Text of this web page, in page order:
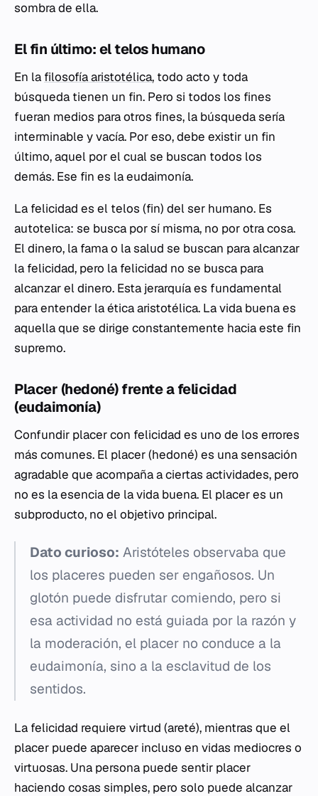
sombra de ella.
El fin último: elteloshumano
En la filosofía aristotélica, todo acto y toda
búsqueda tienen un fin. Pero si todos los fines
fueran medios para otros fines, la búsqueda sería
interminable y vacía. Por eso, debe existir un fin
último, aquel por el cual se buscan todos los
demás. Ese fin es laeudaimonía.
La felicidad es el telos (fin) del ser humano. Es
autotelica: se busca por sí misma, no por otra cosa.
El dinero, la fama o la salud se buscan para alcanzar
la felicidad, pero la felicidad no se busca para
alcanzar el dinero. Esta jerarquía es fundamental
para entender la ética aristotélica. La vida buena es
aquella que se dirige constantemente hacia este fin
supremo.
Placer (hedoné) frente a felicidad
(eudaimonía)
Confundir placer con felicidad es uno de los errores
más comunes. El placer (hedoné) es una sensación
agradable que acompaña a ciertas actividades, pero
no es la esencia de la vida buena. El placer es un
subproducto, no el objetivo principal.
Dato curioso: Aristóteles observaba que
los placeres pueden ser engañosos. Un
glotón puede disfrutar comiendo, pero si
esa actividad no está guiada por la razón y
la moderación, el placer no conduce a la
eudaimonía, sino a la esclavitud de los
sentidos.
La felicidad requiere virtud (areté), mientras que el
placer puede aparecer incluso en vidas mediocres o
virtuosas. Una persona puede sentir placer
haciendo cosas simples, pero solo puede alcanzar